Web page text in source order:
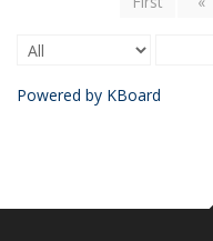
Powered by KBoard